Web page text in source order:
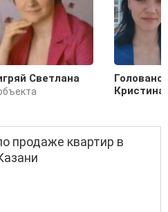
Светлана
Кристина
продаже квартир в